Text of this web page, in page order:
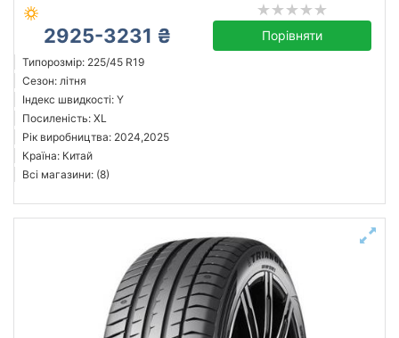
2925-3231 ₴ Порівняти
Типорозмір: 225/45 R19
Сезон: літня
Індекс швидкості: Y
Посиленість: XL
Рік виробництва: 2024,2025
Країна: Китай
Всі магазини: (8)